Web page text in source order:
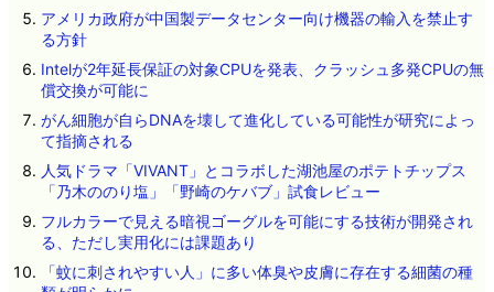
アメリカ政府が中国製データセンター向け機器の輸入を禁止す
る方針
Intelが2年延長保証の対象CPUを発表、クラッシュ多発CPUの無
償交換が可能に
がん細胞が自らDNAを壊して進化している可能性が研究によっ
て指摘される
人気ドラマ「VIVANT」とコラボした湖池屋のポテトチップス
「乃木ののり塩」「野崎のケバブ」試食レビュー
フルカラーで見える暗視ゴーグルを可能にする技術が開発され
る、ただし実用化には課題あり
「蚊に刺されやすい人」に多い体臭や皮膚に存在する細菌の種